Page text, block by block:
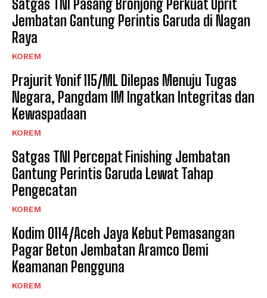
Satgas TNI Pasang Bronjong Perkuat Oprit
Jembatan Gantung Perintis Garuda di Nagan
Raya
KOREM
Prajurit Yonif 115/ML Dilepas Menuju Tugas
Negara, Pangdam IM Ingatkan Integritas dan
Kewaspadaan
KOREM
Satgas TNI Percepat Finishing Jembatan
Gantung Perintis Garuda Lewat Tahap
Pengecatan
KOREM
Kodim 0114/Aceh Jaya Kebut Pemasangan
Pagar Beton Jembatan Aramco Demi
Keamanan Pengguna
KOREM